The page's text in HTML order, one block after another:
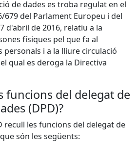
de dades es troba regulat en el
679 del Parlament Europeu i del
d'abril de 2016, relatiu a la
físiques pel que fa al
personals i a la lliure circulació
qual es deroga la Directiva
funcions del delegat de
(DPD)?
recull les funcions del delegat de
són les següents: